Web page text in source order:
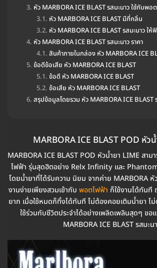
หัว MARBORA ICE BLAST รสมะนาว ใช้กับพอต
หัว MARBORA ICE BLAST มีกี่กลิ่น
หัว MARBORA ICE BLAST รสมะนาว ใ
หัว MARBORA ICE BLAST รสมะนาว ราคา
สินค้าภายในกล่อง หัว MARBORA ICE
ข้อดีข้อเสีย หัว MARBORA ICE BLAST
ข้อดี หัว MARBORA ICE BLAST
ข้อเสีย หัว MARBORA ICE BLAST
สรุปข้อมูลโดยรวม หัว MARBORA ICE BLAST
MARBORA ICE BLAST POD หัว
MARBORA ICE BLAST POD หัวน้ำยา LIME สาม
ไฟฟ้า รุ่นสุดฮิตอย่าง Relx Infinity และ
โดยน้ำยาที่ได้รับความ นิยม จากค่าย MARBORA หั
งานง่ายเพียงสวมเข้ากับ พอตไฟฟ้า ก็ใช้งานได้ทันที
ยาก เมื่อใช้หมดก็ทิ้งได้ทันที ไม่ต้องคอยเติมน้ำยา ไ
ใช้ร่วมกับชีวิตประจำได้อย่างเพลิดเพลินสุดๆ ขอ
MARBORA ICE BLAST รสมะน